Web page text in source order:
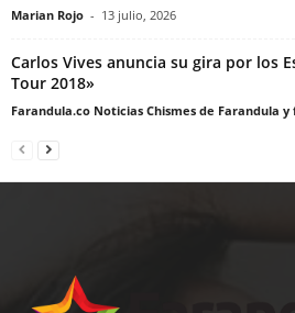
Marian Rojo - 13 julio, 2026
Carlos Vives anuncia su gira por los
Tour 2018»
Farandula.co Noticias Chismes de Farandula y